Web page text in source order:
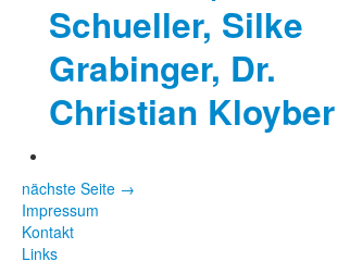
Schueller, Silke
Grabinger, Dr.
Christian Kloyber
nächste Seite →
Impressum
Kontakt
Links